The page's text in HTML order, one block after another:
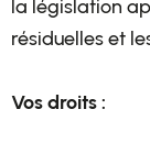
la législation
résiduelles et
Vos droits :